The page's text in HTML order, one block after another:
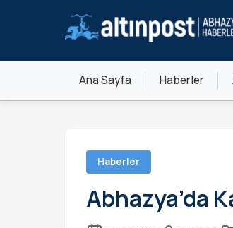
Ana Sayfa Haberler
Haberler
Abhazya’da